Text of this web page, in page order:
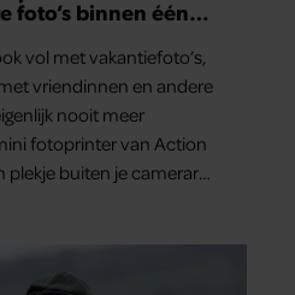
foto’s binnen één
vol met vakantiefoto’s,
vriendinnen en andere
nooit meer
fotoprinter van Action
plekje buiten je camerarol.